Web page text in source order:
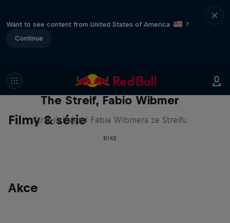
Want to see content from United States of America
?
Continue
Filmy & série
The Streif, Fabio Wibmer
Strhující sjezd Fabia Wibmera ze Streifu
BIKE
Akce